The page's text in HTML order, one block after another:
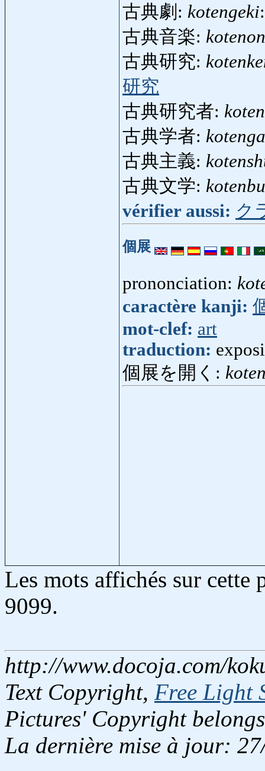
古典劇: kotengeki
古典音楽:
古典研究:
研究
古典研究者:
古典学者:
古典主義:
古典文学:
vérifier aussi: ク
個展
prononciation:
caractère kanji:
mot-clef: art
traduction:
個展を開く:
Les mots affichés sur cette
9099.
http://www.docoja.com/
Text Copyright, Free Light
Pictures' Copyright
La dernière mise à jour: